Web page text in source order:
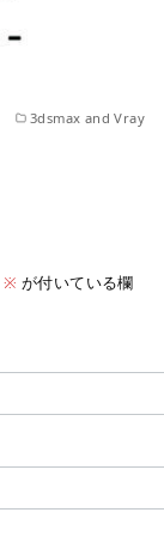
3dsmax and Vray
※ が付いている欄